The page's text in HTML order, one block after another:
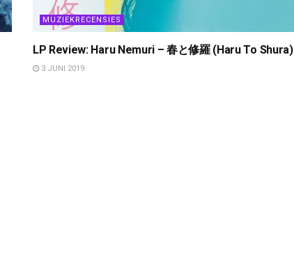
MUZIEKRECENSIES
LP Review: Haru Nemuri – 春と修羅 (Haru To Shura)
3 JUNI 2019